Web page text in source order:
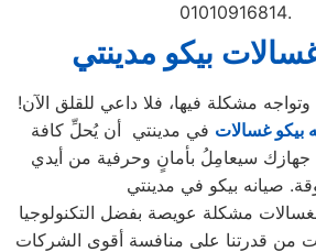
01010916814.
بيكو مدينتي
مشكلة فيها، فلا داعي للقلق الآن!
بيكو غسالات في مدينتي أن يُحلِّ كافة
جهازك سيعامِلُ بأمانٍ وحرفية من أيدي
صيانه بيكو في مدينتي
مشكلة عويصة بفضل التكنولوجيا
من قدرتنا على منافسة أقوى الشركات